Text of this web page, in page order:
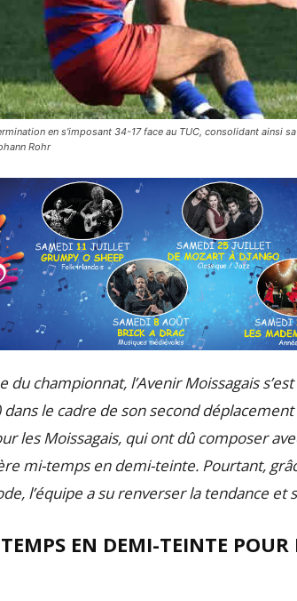
en s'imposant 34-17 face au TUC, consolidant ainsi
Rohr
championnat, l’Avenir Moissagais
le cadre de son second
les Moissagais, qui ont dû composer
mi-temps en demi-teinte. Pourtant,
l’équipe a su renverser la tendance et
EN DEMI-TEINTE POUR